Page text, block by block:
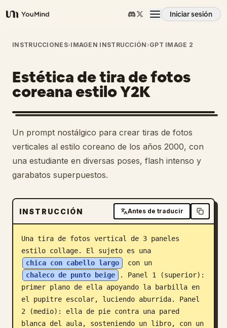
YouMind
Iniciar sesión
Resumen
Casos de uso
Habilidades
Prompts
Precios
Descargar
Blog
Actualizaciones
INSTRUCCIONES›IMAGEN INSTRUCCIÓN ›GPT IMAGE 2
Estética de tira de fotos
coreana estilo Y2K
Un prompt nostálgico para crear tiras de fotos
verticales al estilo coreano de los años 2000, con
una estudiante en diversas poses, flash intenso y
garabatos superpuestos.
INSTRUCCIÓN Antes de traducir
Una tira de fotos vertical de 3 paneles
estilo collage. El sujeto es una
chica con cabello largo
con un
chaleco de punto beige
. Panel 1 (superior):
primer plano de ella apoyando la barbilla en
el pupitre escolar, luciendo aburrida. Panel
2 (medio): ella de pie contra una pared
blanca del aula, sosteniendo un libro, con un